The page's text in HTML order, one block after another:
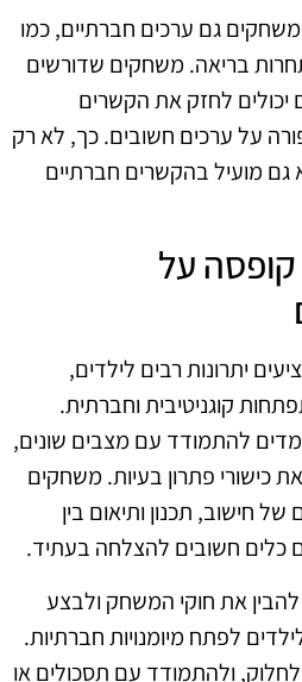
גם ערכים חברתיים, כמו
בריאה. משחקים שדורשים
יכולים לחזק את הקשרים
על ערכים חשובים. כך, לא רק
מועיל בהקשרים חברתיים
על
יתרונות רבים לילדים,
קוגניטיבית וחברתית.
להתמודד עם מצבים שונים,
כישורי פתרון בעיות. משחקים
חישוב, תכנון ותיאום בין
חשובים להצלחה בעתיד.
את חוקי המשחק ולבצע
לפתח מיומנויות חברתיות.
ולהתמודד עם תסכולים או